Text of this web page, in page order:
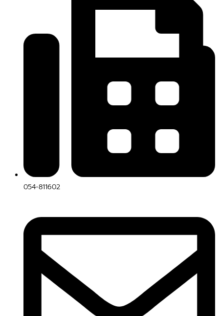
054-811602